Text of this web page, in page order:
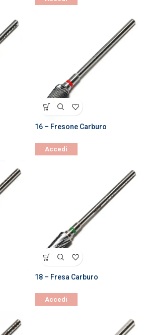
16 – Fresone Carburo
Accedi
18 – Fresa Carburo
Accedi